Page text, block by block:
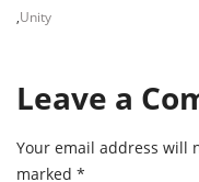
,Unity
Leave a
Your email address will
marked *